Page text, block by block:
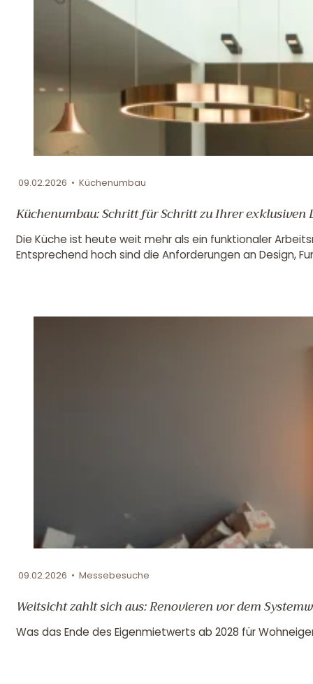
Küchenumbau: Schritt für Schritt zu Ihrer exklusiven
Die Küche ist heute weit mehr als ein funktionaler
Entsprechend hoch sind die Anforderungen an Design,
09.02.2026 • Küchenumbau
Weitsicht zahlt sich aus: Renovieren vor dem
Was das Ende des Eigenmietwerts ab 2028 für
09.02.2026 • Messebesuche